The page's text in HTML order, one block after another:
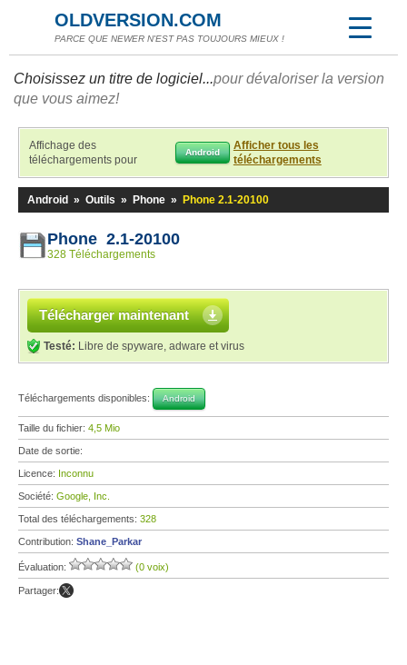
OLDVERSION.COM
PARCE QUE NEWER N'EST PAS TOUJOURS MIEUX !
Choisissez un titre de logiciel...pour dévaloriser la version
que vous aimez!
Affichage des
téléchargements pour
Android
Afficher tous les
téléchargements
Android » Outils » Phone » Phone 2.1-20100
Phone 2.1-20100
328 Téléchargements
Télécharger maintenant
Testé: Libre de spyware, adware et virus
Téléchargements disponibles: Android
Taille du fichier: 4,5 Mio
Date de sortie:
Licence: Inconnu
Société: Google, Inc.
Total des téléchargements: 328
Contribution: Shane_Parkar
Évaluation: (0 voix)
Partager: